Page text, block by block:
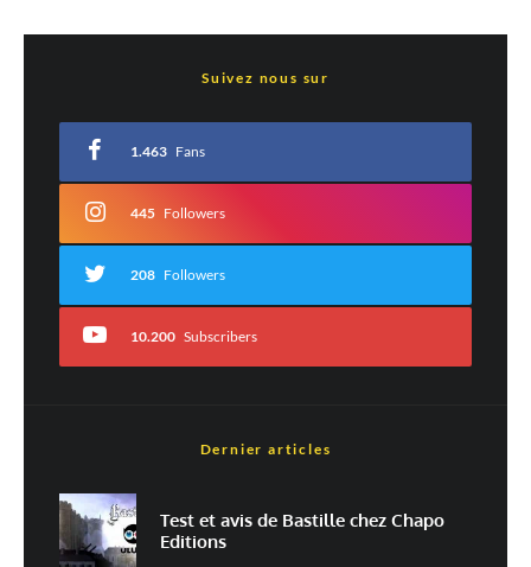
*
Commentaire*
Non Oui
*
Suivez nous sur
1.463 Fans
445 Followers
208 Followers
10.200 Subscribers
Dernier articles
Test et avis de Bastille chez Chapo
Editions